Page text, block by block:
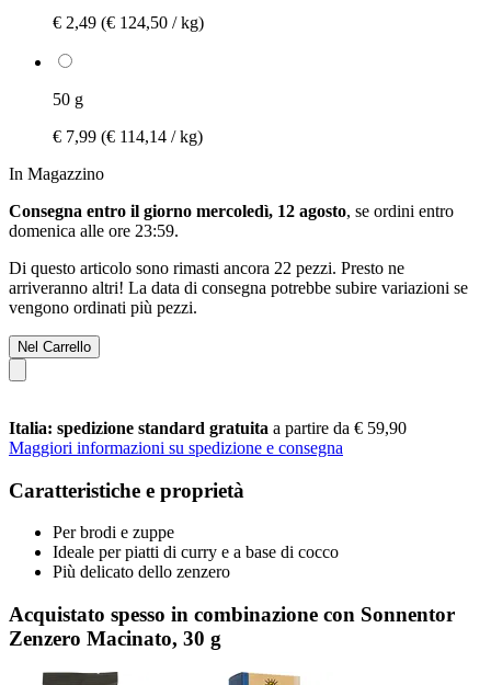
€ 2,49 (€ 124,50 / kg)
50 g
€ 7,99 (€ 114,14 / kg)
In Magazzino
Consegna entro il giorno mercoledì, 12 agosto, se ordini entro
domenica alle ore 23:59.
Di questo articolo sono rimasti ancora 22 pezzi. Presto ne
arriveranno altri! La data di consegna potrebbe subire variazioni se
vengono ordinati più pezzi.
Nel Carrello
Italia: spedizione standard gratuita a partire da € 59,90
Maggiori informazioni su spedizione e consegna
Caratteristiche e proprietà
Per brodi e zuppe
Ideale per piatti di curry e a base di cocco
Più delicato dello zenzero
Acquistato spesso in combinazione con Sonnentor
Zenzero Macinato, 30 g